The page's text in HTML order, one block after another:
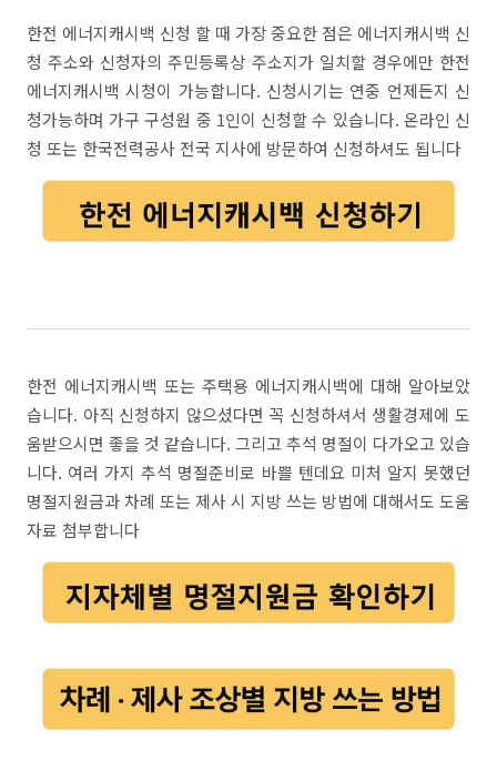
한전 에너지캐시백 신청 할 때 가장 중요한 점은 에너지캐시백 신
청 주소와 신청자의 주민등록상 주소지가 일치할 경우에만 한전
에너지캐시백 시청이 가능합니다. 신청시기는 연중 언제든지 신
청가능하며 가구 구성원 중 1인이 신청할 수 있습니다. 온라인 신
청 또는 한국전력공사 전국 지사에 방문하여 신청하셔도 됩니다
한전 에너지캐시백 또는 주택용 에너지캐시백에 대해 알아보았
습니다. 아직 신청하지 않으셨다면 꼭 신청하셔서 생활경제에 도
움받으시면 좋을 것 같습니다. 그리고 추석 명절이 다가오고 있습
니다. 여러 가지 추석 명절준비로 바쁠 텐데요 미처 알지 못했던
명절지원금과 차례 또는 제사 시 지방 쓰는 방법에 대해서도 도움
자료 첨부합니다